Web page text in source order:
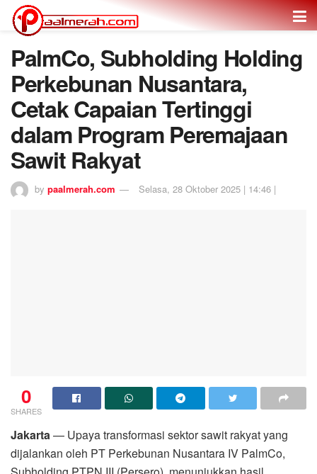
PalmCo, Subholding Holding
Perkebunan Nusantara,
Cetak Capaian Tertinggi
dalam Program Peremajaan
Sawit Rakyat
by paalmerah.com Selasa, 28 Oktober 2025 | 14:46 |
0
SHARES
Jakarta — Upaya transformasi sektor sawit rakyat yang
dijalankan oleh PT Perkebunan Nusantara IV PalmCo,